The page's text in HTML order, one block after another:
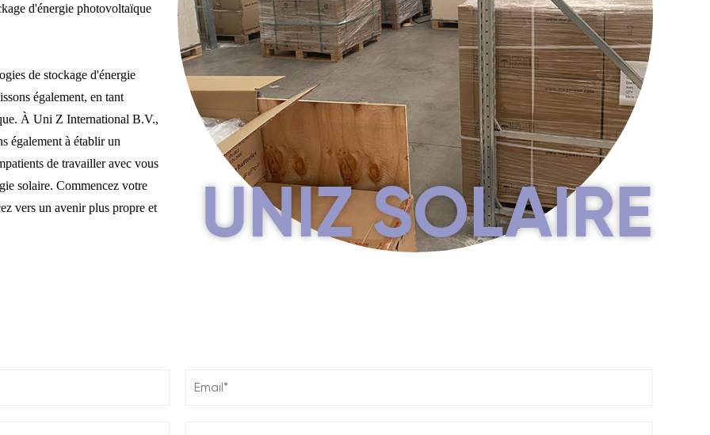
d'énergie photovoltaïque
de stockage d'énergie
également, en tant
À Uni Z International B.V.,
également à établir un
de travailler avec vous
solaire. Commencez votre
vers un avenir plus propre et
UNIZ SOLAIRE